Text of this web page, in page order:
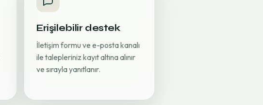
Erişilebilir destek
İletişim formu ve e-posta kanalı
ile talepleriniz kayıt altına alınır
ve sırayla yanıtlanır.